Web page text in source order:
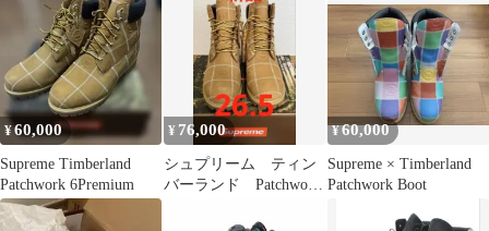
¥60,000
Supreme Timberland
Patchwork 6Premium
¥ 76,000
シュプリーム ティン
バーランド Patchwork
¥60,000
Supreme × Timberland
Patchwork Boot